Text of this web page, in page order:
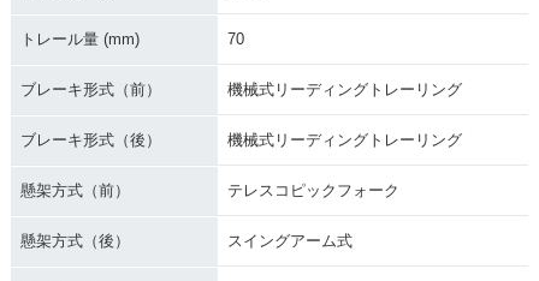
トレール量 (mm) 70
ブレーキ形式（前） 機械式リーディングトレーリング
ブレーキ形式（後） 機械式リーディングトレーリング
懸架方式（前） テレスコピックフォーク
懸架方式（後） スイングアーム式